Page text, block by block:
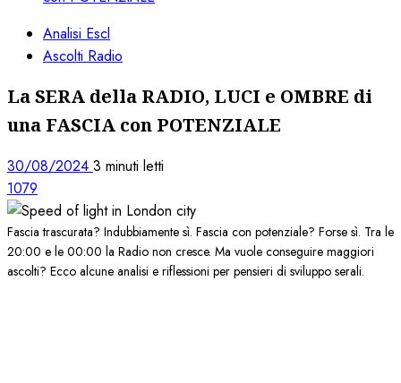
Analisi Escl
Ascolti Radio
La SERA della RADIO, LUCI e OMBRE di
una FASCIA con POTENZIALE
30/08/2024 3 minuti letti
1079
Fascia trascurata? Indubbiamente sì. Fascia con potenziale? Forse sì. Tra le
20:00 e le 00:00 la Radio non cresce. Ma vuole conseguire maggiori
ascolti? Ecco alcune analisi e riflessioni per pensieri di sviluppo serali.